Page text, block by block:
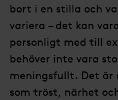
bort i en stilla och
variera – det kan
personligt med till
behöver inte vara
meningsfullt. Det är
som tröst, närhet